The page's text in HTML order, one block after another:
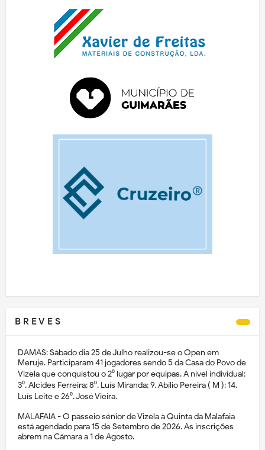
B R E V E S
DAMAS: Sábado dia 25 de Julho realizou-se o Open em
Meruje. Participaram 41 jogadores sendo 5 da Casa do Povo de
Vizela que conquistou o 2⁰ lugar por equipas. A nível individual:
3⁰. Alcides Ferreira; 8⁰. Luís Miranda; 9. Abílio Pereira ( M ); 14.
Luís Leite e 26⁰. José Vieira.
MALAFAIA - O passeio sénior de Vizela à Quinta da Malafaia
está agendado para 15 de Setembro de 2026. As inscrições
abrem na Câmara a 1 de Agosto.